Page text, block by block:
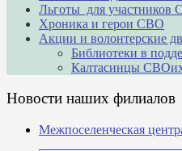
Льготы для участников
Хроника и герои СВО
Акции и волонтерские
Библиотеки в
Калтасинцы
Новости наших филиалов
Межпоселенческая